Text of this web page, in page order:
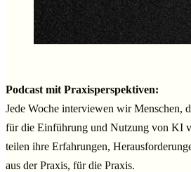
Podcast mit Praxisperspektiven:
Jede Woche interviewen wir Menschen,
für die Einführung und Nutzung von KI
teilen ihre Erfahrungen,
aus der Praxis, für die Praxis.